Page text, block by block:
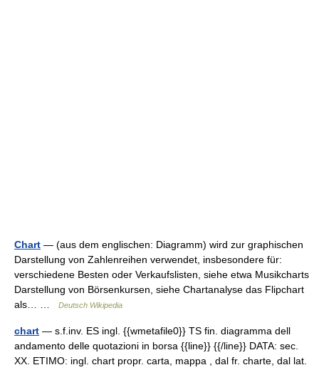
Chart — (aus dem englischen: Diagramm) wird zur graphischen
Darstellung von Zahlenreihen verwendet, insbesondere für:
verschiedene Besten oder Verkaufslisten, siehe etwa Musikcharts
Darstellung von Börsenkursen, siehe Chartanalyse das Flipchart
als… …
Deutsch Wikipedia
chart — s.f.inv. ES ingl. {{wmetafile0}} TS fin. diagramma dell
andamento delle quotazioni in borsa {{line}} {{/line}} DATA: sec.
XX. ETIMO: ingl. chart propr. carta, mappa , dal fr. charte, dal lat.